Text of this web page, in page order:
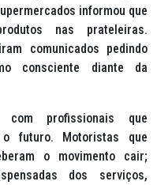
informou que
nas prateleiras.
comunicados pedindo
consciente diante da
com profissionais que
o futuro. Motoristas que
o movimento cair;
dos serviços,